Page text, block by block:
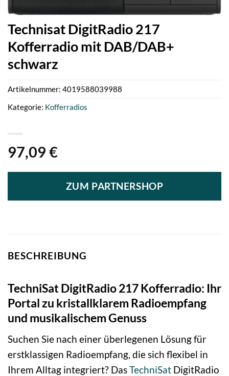
Technisat DigitRadio 217
Kofferradio mit DAB/DAB+
schwarz
97,09 €
ZUM PARTNERSHOP
Artikelnummer: 4019588039988
Kategorie: Kofferradios
BESCHREIBUNG
TechniSat DigitRadio 217 Kofferradio: Ihr
Portal zu kristallklarem Radioempfang
und musikalischem Genuss
Suchen Sie nach einer überlegenen Lösung für
erstklassigen Radioempfang, die sich flexibel in
Ihrem Alltag integriert? DasTechniSat DigitRadio